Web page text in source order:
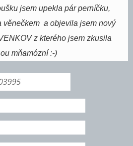
jsem upekla pár perníčku,
věnečkem a objevila jsem nový
z kterého jsem zkusila
mňamózní :-)